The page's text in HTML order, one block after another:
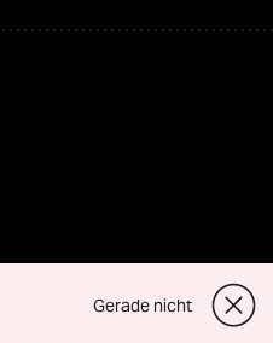
Gerade nicht